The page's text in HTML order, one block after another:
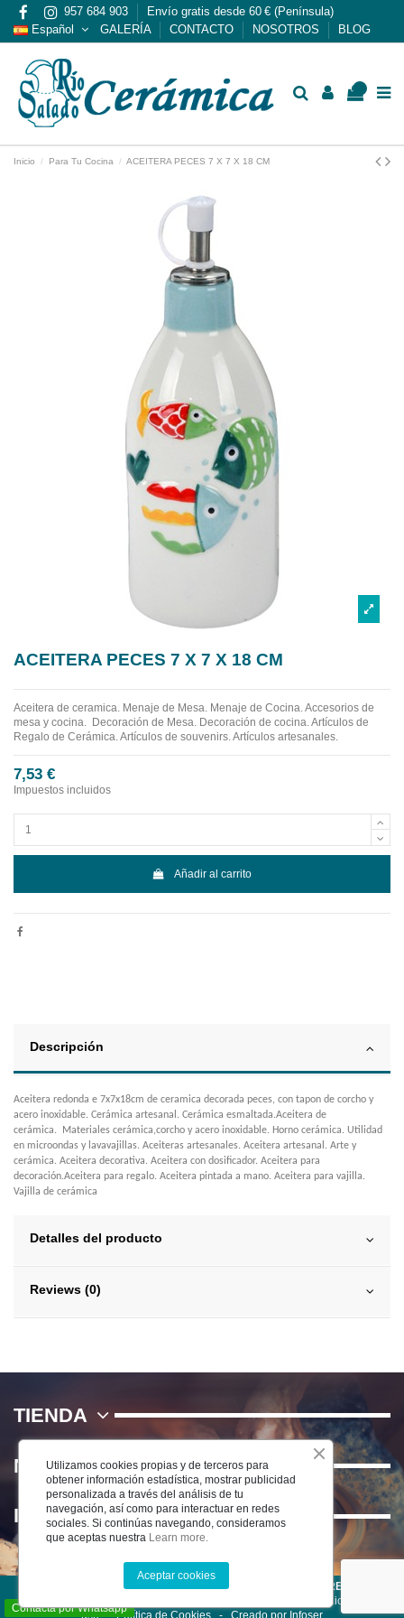
957 684 903
Envío gratis desde 60 € (Península)
Español
GALERÍA CONTACTO NOSOTROS BLOG
Inicio Para Tu Cocina ACEITERA PECES 7 X 7 X 18 CM
ACEITERA PECES 7 X 7 X 18 CM
Aceitera de ceramica. Menaje de Mesa. Menaje de Cocina. Accesorios de
mesa y cocina. Decoración de Mesa. Decoración de cocina. Artículos de
Regalo de Cerámica. Artículos de souvenirs. Artículos artesanales.
7,53 €
Impuestos incluidos
Añadir al carrito
Descripción
Aceitera redonda e 7x7x18cm de ceramica decorada peces, con tapon de corcho y
acero inoxidable. Cerámica artesanal. Cerámica esmaltada.Aceitera de
cerámica. Materiales cerámica,corcho y acero inoxidable. Horno cerámica. Utilidad
en microondas y lavavajillas. Aceiteras artesanales. Aceitera artesanal. Arte y
cerámica. Aceitera decorativa. Aceitera con dosificador. Aceitera para
decoración.Aceitera para regalo. Aceitera pintada a mano. Aceitera para vajilla.
Vajilla de cerámica
Detalles del producto
Reviews (0)
TIENDA
NOSOTROS
INFORMACIÓN
Contacta por Whatsapp
©2025 CERÁMICA DEL RÍO SALADO S.L . TODOS LOS DERECHOS
Condiciones de
uso-Política de Cookies - Creado por Infoser
Utilizamos cookies propias y de terceros para
obtener información estadística, mostrar publicidad
personalizada a través del análisis de tu
navegación, así como para interactuar en redes
sociales. Si continúas navegando, consideramos
que aceptas nuestra Learn more.
Aceptar cookies